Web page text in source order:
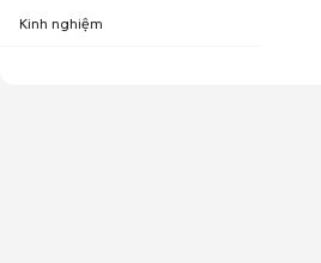
Kinh nghiệm